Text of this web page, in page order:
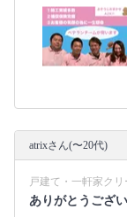
atrixさん(〜20代)
戸建て・一軒家ク
ありがとうござ